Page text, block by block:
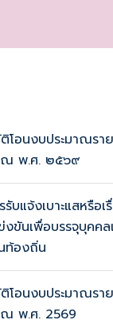
โอนงบประมาณร
ณ พ.ศ. ๒๕๖๙
บแจ้งเบาะแสหรือเ
ขันเพื่อบรรจุบุคคล
ท้องถิ่น
โอนงบประมาณรา
ณ พ.ศ. 2569